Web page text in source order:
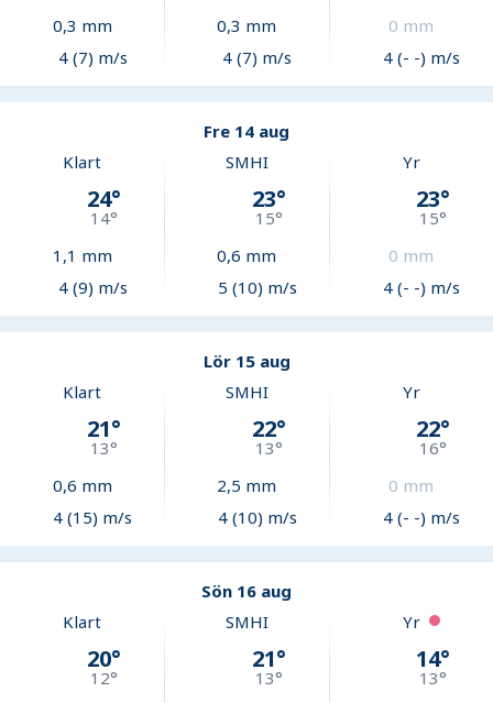
0,3 mm
4 (7) m/s
0,3 mm
4 (7) m/s
0 mm
4 (- -) m/s
Fre 14 aug
Klart
24°
14°
1,1 mm
4 (9) m/s
SMHI
23°
15°
0,6 mm
5 (10) m/s
Yr
23°
15°
0 mm
4 (- -) m/s
Lör 15 aug
Klart
21°
13°
0,6 mm
4 (15) m/s
SMHI
22°
13°
2,5 mm
4 (10) m/s
Yr
22°
16°
0 mm
4 (- -) m/s
Sön 16 aug
Klart
20°
12°
SMHI
21°
13°
Yr
14°
13°